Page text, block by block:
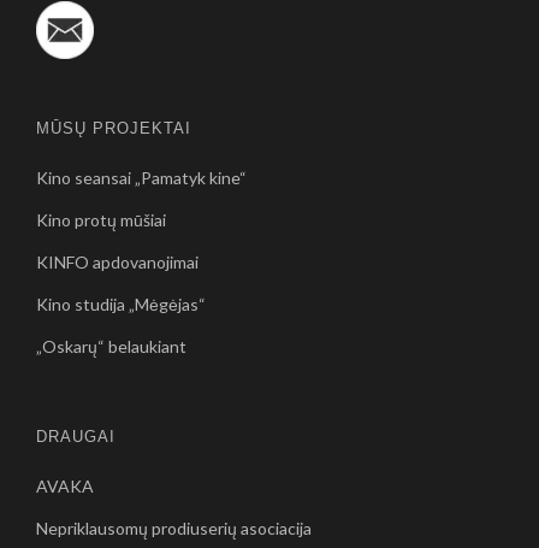
MŪSŲ PROJEKTAI
Kino seansai „Pamatyk kine“
Kino protų mūšiai
KINFO apdovanojimai
Kino studija „Mėgėjas“
„Oskarų“ belaukiant
DRAUGAI
AVAKA
Nepriklausomų prodiuserių asociacija